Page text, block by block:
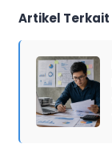
Artikel Terkait